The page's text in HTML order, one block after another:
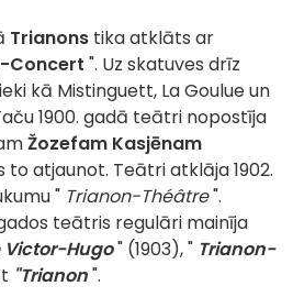
Trianons tika atklāts ar
Concert ". Uz skatuves drīz
kā Mistinguett, La Goulue un
1900. gadā teātri nopostīja
Žozefam Kasjēnam
to atjaunot. Teātri atklāja 1902.
" Trianon-Théâtre".
teātris regulāri mainīja
Victor-Hugo" (1903), " Trianon-
"Trianon".